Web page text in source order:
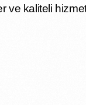
ve kaliteli